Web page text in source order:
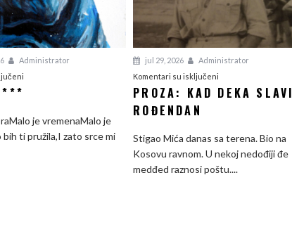
Administrator
na
***
je vremenaMalo je
bih ti pružila,I zato srce mi
jul 29, 2026
Administrator
Komentari su isključeni
Proza:
slavi
rođendan
PROZA: KAD DEKA SLAVI
ROĐENDAN
Stigao Mića danas sa terena. Bio na
Kosovu ravnom. U nekoj nedođiji đe
medđed raznosi poštu....